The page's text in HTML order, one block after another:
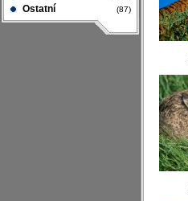
Ostatní (87)